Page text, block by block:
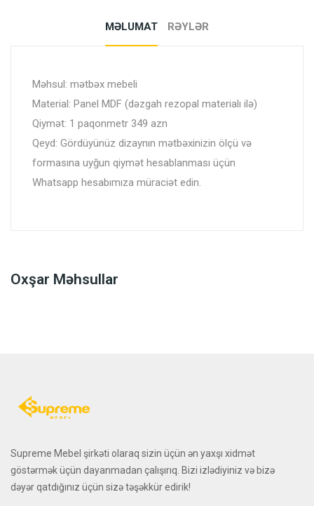
MƏLUMAT RƏYLƏR
Məhsul: mətbəx mebeli
Material: Panel MDF (dəzgah rezopal materialı ilə)
Qiymət: 1 paqonmetr 349 azn
Qeyd: Gördüyünüz dizaynın mətbəxinizin ölçü və
formasına uyğun qiymət hesablanması üçün
Whatsapp hesabımıza müraciət edin.
Oxşar Məhsullar
Supreme Mebel şirkəti olaraq sizin üçün ən yaxşı xidmət
göstərmək üçün dayanmadan çalışırıq. Bizi izlədiyiniz və bizə
dəyər qatdığınız üçün sizə təşəkkür edirik!